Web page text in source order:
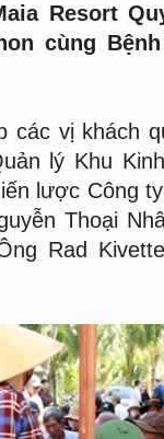
Resort
cùng
vị khách
lý Khu
lược Công
Thoại
Rad